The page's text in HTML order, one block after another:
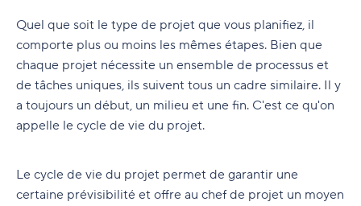
E. Autres méthodologies
F. Méthode PMBOK
Clôture du projet
Clôture du projet
Logiciels de gestion de projet
Aperçu des logiciels de gestion de projet
Outils de productivité personnelle
Conseils pour le travail collaboratif
efficace dans les projets
Qu'est-ce que la méthodologie Agile ?
Techniques et outils de la gestion de projet
Quel que soit le type de projet que vous planifiez, il
comporte plus ou moins les mêmes étapes. Bien que
chaque projet nécessite un ensemble de processus et
de tâches uniques, ils suivent tous un cadre similaire. Il y
a toujours un début, un milieu et une fin. C'est ce qu'on
appelle le cycle de vie du projet.
Le cycle de vie du projet permet de garantir une
certaine prévisibilité et offre au chef de projet un moyen